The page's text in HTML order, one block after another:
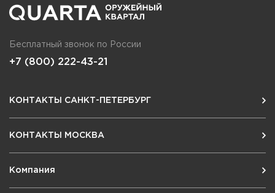
Бесплатный звонок по России
+7 (800) 222-43-21
КОНТАКТЫ САНКТ-ПЕТЕРБУРГ
КОНТАКТЫ МОСКВА
Компания